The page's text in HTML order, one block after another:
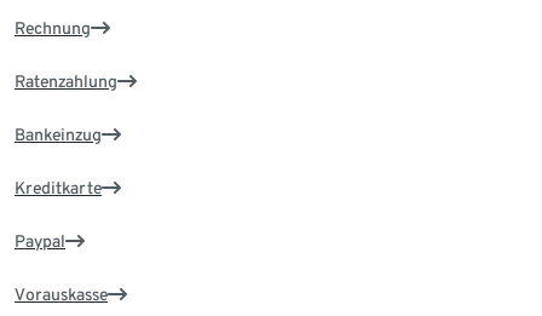
Rechnung
Ratenzahlung
Bankeinzug
Kreditkarte
Paypal
Vorauskasse